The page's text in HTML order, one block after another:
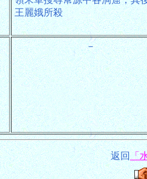
王麗娥所殺
－
返回「